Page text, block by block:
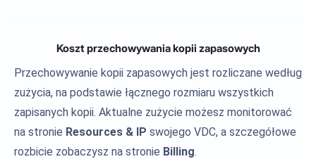
Koszt przechowywania kopii zapasowych
Przechowywanie kopii zapasowych jest rozliczane według
zużycia, na podstawie łącznego rozmiaru wszystkich
zapisanych kopii. Aktualne zużycie możesz monitorować
na stronie Resources & IP swojego VDC, a szczegółowe
rozbicie zobaczysz na stronie Billing.